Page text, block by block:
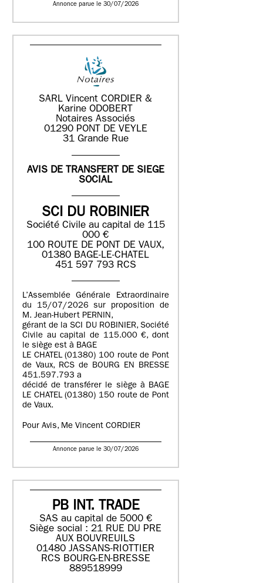
Annonce parue le 30/07/2026
SARL Vincent CORDIER &
Karine ODOBERT
Notaires Associés
01290 PONT DE VEYLE
31 Grande Rue
AVIS DE TRANSFERT DE SIEGE
SOCIAL
SCI DU ROBINIER
Société Civile au capital de 115
000 €
100 ROUTE DE PONT DE VAUX,
01380 BAGE-LE-CHATEL
451 597 793 RCS
L’Assemblée Générale Extraordinaire
du 15/07/2026 sur proposition de
M. Jean-Hubert PERNIN,
gérant de la SCI DU ROBINIER, Société
Civile au capital de 115.000 €, dont
le siège est à BAGE
LE CHATEL (01380) 100 route de Pont
de Vaux, RCS de BOURG EN BRESSE
451.597.793 a
décidé de transférer le siège à BAGE
LE CHATEL (01380) 150 route de Pont
de Vaux.
Pour Avis, Me Vincent CORDIER
Annonce parue le 30/07/2026
PB INT. TRADE
SAS au capital de 5000 €
Siège social : 21 RUE DU PRE
AUX BOUVREUILS
01480 JASSANS-RIOTTIER
RCS BOURG-EN-BRESSE
889518999